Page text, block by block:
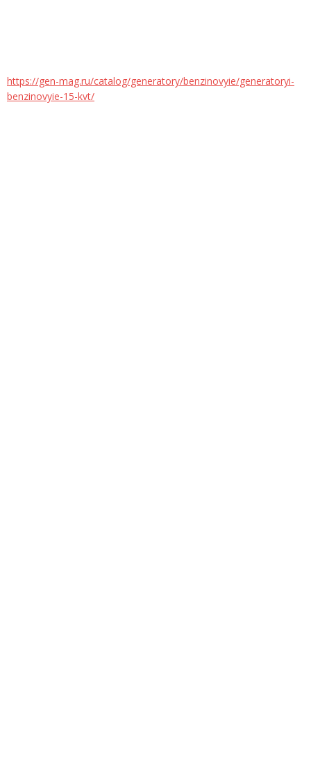
https://gen-mag.ru/catalog/generatory/benzinovyie/generatoryi-
benzinovyie-15-kvt/